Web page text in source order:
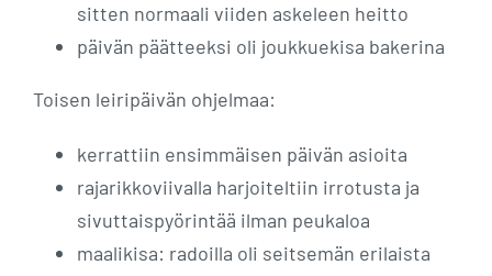
sitten normaali viiden askeleen heitto
päivän päätteeksi oli joukkuekisa bakerina
Toisen leiripäivän ohjelmaa:
kerrattiin ensimmäisen päivän asioita
rajarikkoviivalla harjoiteltiin irrotusta ja
sivuttaispyörintää ilman peukaloa
maalikisa: radoilla oli seitsemän erilaista